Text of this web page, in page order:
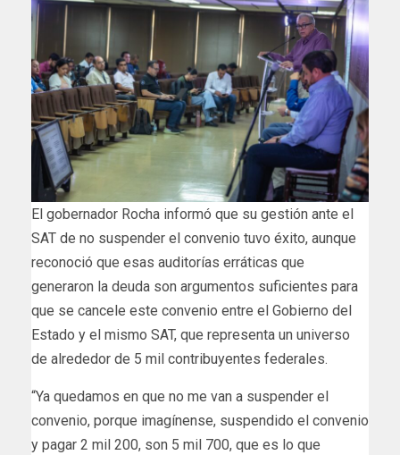
El gobernador Rocha informó que su gestión ante el
SAT de no suspender el convenio tuvo éxito, aunque
reconoció que esas auditorías erráticas que
generaron la deuda son argumentos suficientes para
que se cancele este convenio entre el Gobierno del
Estado y el mismo SAT, que representa un universo
de alrededor de 5 mil contribuyentes federales.
“Ya quedamos en que no me van a suspender el
convenio, porque imagínense, suspendido el convenio
y pagar 2 mil 200, son 5 mil 700, que es lo que